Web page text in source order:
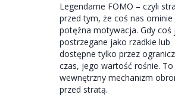
Legendarne FOMO – czyli
przed tym, że coś nas ominie
potężna motywacja. Gdy coś
postrzegane jako rzadkie lub
dostępne tylko przez
czas, jego wartość rośnie. To
wewnętrzny mechanizm
przed stratą.